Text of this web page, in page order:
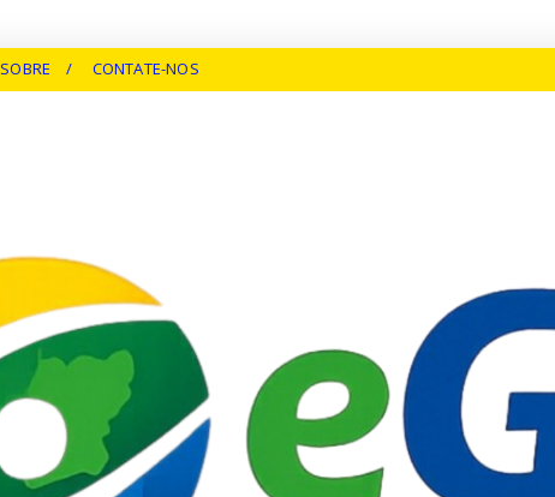
SOBRE CONTATE-NOS
e geração de empregos para defender novo ciclo de crescimento em